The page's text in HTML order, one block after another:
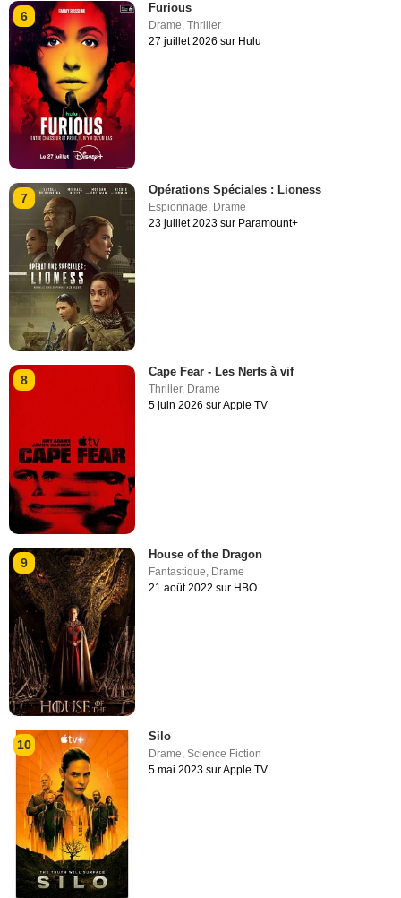
6
Furious
Drame,Thriller
27 juillet 2026 sur Hulu
7
Opérations Spéciales : Lioness
Espionnage, Drame
23 juillet 2023 sur Paramount+
8
Cape Fear - Les Nerfs à vif
Thriller, Drame
5 juin 2026 sur Apple TV
9
House of the Dragon
Fantastique Drame
21 août 2022 sur HBO
10
Silo
Drame,Science Fiction
5 mai 2023 sur Apple TV